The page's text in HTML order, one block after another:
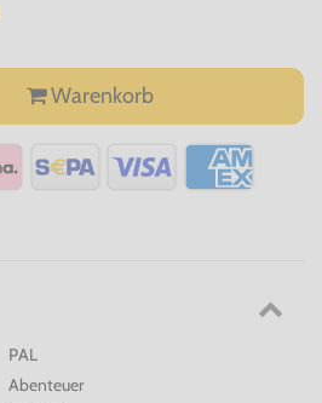
Warenkorb
PAL
Abenteuer